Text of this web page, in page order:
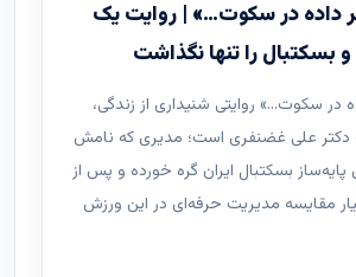
داده در سکوت…» | روایت یک
بسکتبال را تنها نگذاشت
در سکوت…» روایتی شنیداری از زندگی،
دکتر علی غضنفری است؛ مدیری که نامش
پایه‌ساز بسکتبال ایران گره خورده و پس از
مقایسه مدیریت حرفه‌ای در این ورزش